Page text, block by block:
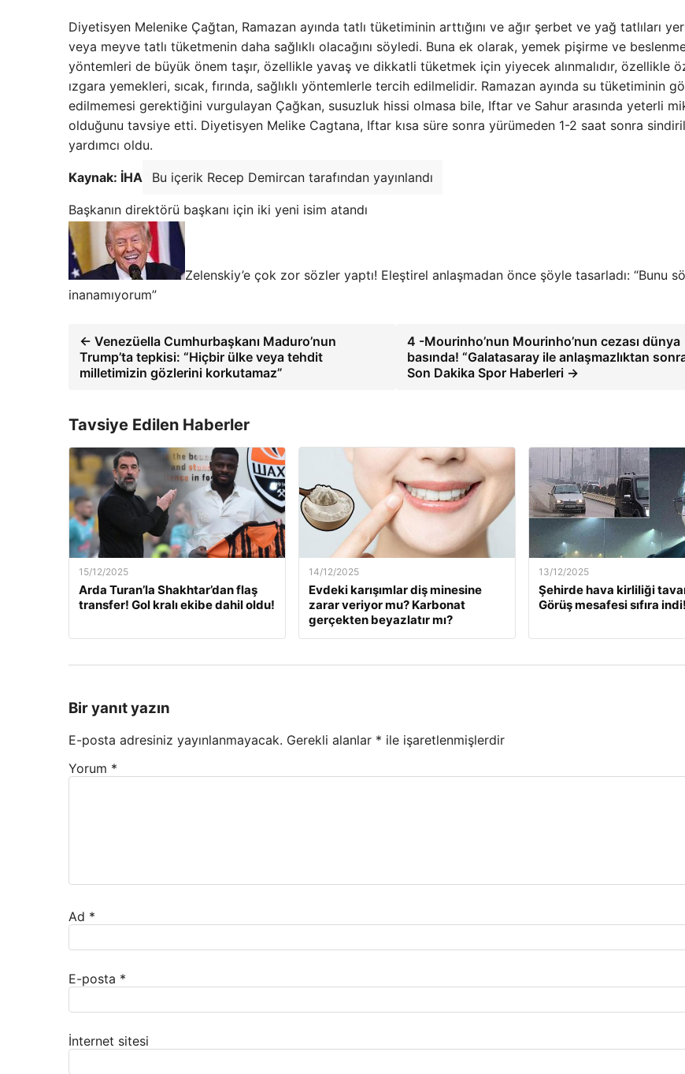
Diyetisyen Melenike Çağtan, Ramazan ayında tatlı tüketiminin arttığını ve ağır şerbet ve yağ tatlıları
veya meyve tatlı tüketmenin daha sağlıklı olacağını söyledi. Buna ek olarak, yemek pişirme ve
yöntemleri de büyük önem taşır, özellikle yavaş ve dikkatli tüketmek için yiyecek alınmalıdır, özellikle
ızgara yemekleri, sıcak, fırında, sağlıklı yöntemlerle tercih edilmelidir. Ramazan ayında su tüketiminin
edilmemesi gerektiğini vurgulayan Çağkan, susuzluk hissi olmasa bile, Iftar ve Sahur arasında yeterli
olduğunu tavsiye etti. Diyetisyen Melike Cagtana, Iftar kısa süre sonra yürümeden 1-2 saat sonra
yardımcı oldu.
Kaynak: İHA Bu içerik Recep Demircan tarafından yayınlandı
Başkanın direktörü başkanı için iki yeni isim atandı
Zelenskiy’e çok zor sözler yaptı! Eleştirel anlaşmadan önce şöyle tasarladı: “Bunu
inanamıyorum”
← Venezüella Cumhurbaşkanı Maduro’nun
Trump’ta tepkisi: “Hiçbir ülke veya tehdit
milletimizin gözlerini korkutamaz”
4 -Mourinho’nun Mourinho’nun cezası dünya
basında! “Galatasaray ile anlaşmazlıktan
Son Dakika Spor Haberleri →
Tavsiye Edilen Haberler
15/12/2025
Arda Turan’la Shakhtar’dan flaş
transfer! Gol kralı ekibe dahil oldu!
14/12/2025
Evdeki karışımlar diş minesine
zarar veriyor mu? Karbonat
gerçekten beyazlatır mı?
13/12/2025
Şehirde hava kirliliği
Görüş mesafesi sıfıra indi!
Bir yanıt yazın
E-posta adresiniz yayınlanmayacak. Gerekli alanlar * ile işaretlenmişlerdir
Yorum *
Ad *
E-posta *
İnternet sitesi